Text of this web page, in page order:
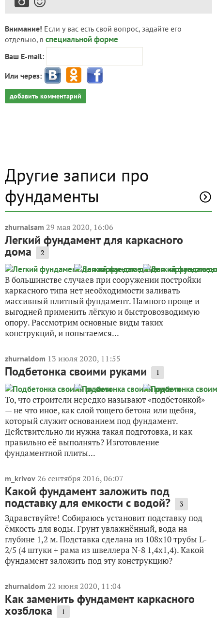
Внимание! Если у вас есть свой вопрос, задайте его
отдельно, в специальной форме
Ваш E-mail:
Или через:
добавить комментарий
Другие записи про
фундаменты
zhurnalsam 29 мая 2020, 16:06
Легкий фундамент для каркасного
дома 2
В большинстве случаев при сооружении постройки
каркасного типа нет необходимости заливать
массивный плитный фундамент. Намного проще и
выгодней применить лёгкую и быстровозводимую
опору. Рассмотрим основные виды таких
конструкций, и попытаемся...
zhurnaldom 13 июля 2020, 11:55
Подбетонка своими руками 1
То, что строители нередко называют «подбетонкой»
— не что иное, как слой тощего бетона или щебня,
который служит основанием под фундамент.
Действительно ли нужна такая подготовка, и как
правильно её выполнять? Изготовление
фундаментной плиты...
m_krivov 26 сентября 2016, 06:07
Какой фундамент заложить под
подставку для емкости с водой? 3
Здравствуйте! Собираюсь установит подставку под
ёмкость для воды. Грунт увлажнённый, вода на
глубине 1,2 м. Подставка сделана из 108х10 трубы L-
2/5 (4 штуки + рама из швеллера N-8 1,4х1,4). Какой
фундамент заложить под эту конструкцию?
zhurnaldom 22 июня 2020, 11:04
Как заменить фундамент каркасного
хозблока 1